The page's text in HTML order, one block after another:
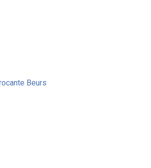
Beurs